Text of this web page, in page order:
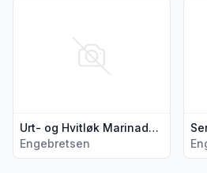
Urt- og Hvitløk Marinade Engebretsen
Engebretsen